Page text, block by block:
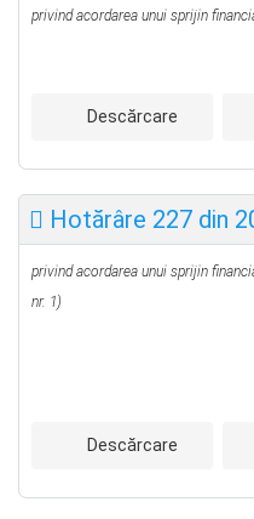
privind acordarea unui sprijin
Descărcare
Hotărâre 227 din
privind acordarea unui sprijin
nr. 1)
Descărcare